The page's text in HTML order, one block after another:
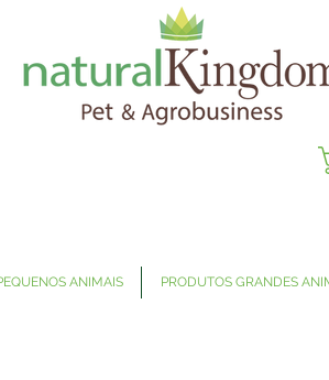
ANIMAIS PRODUTOS GRANDES